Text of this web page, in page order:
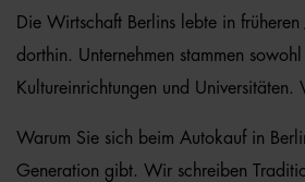
Die Wirtschaft Berlins lebte in
dorthin. Unternehmen stammen
Kultureinrichtungen und
Warum Sie sich beim Autokauf in
Generation gibt. Wir schreiben